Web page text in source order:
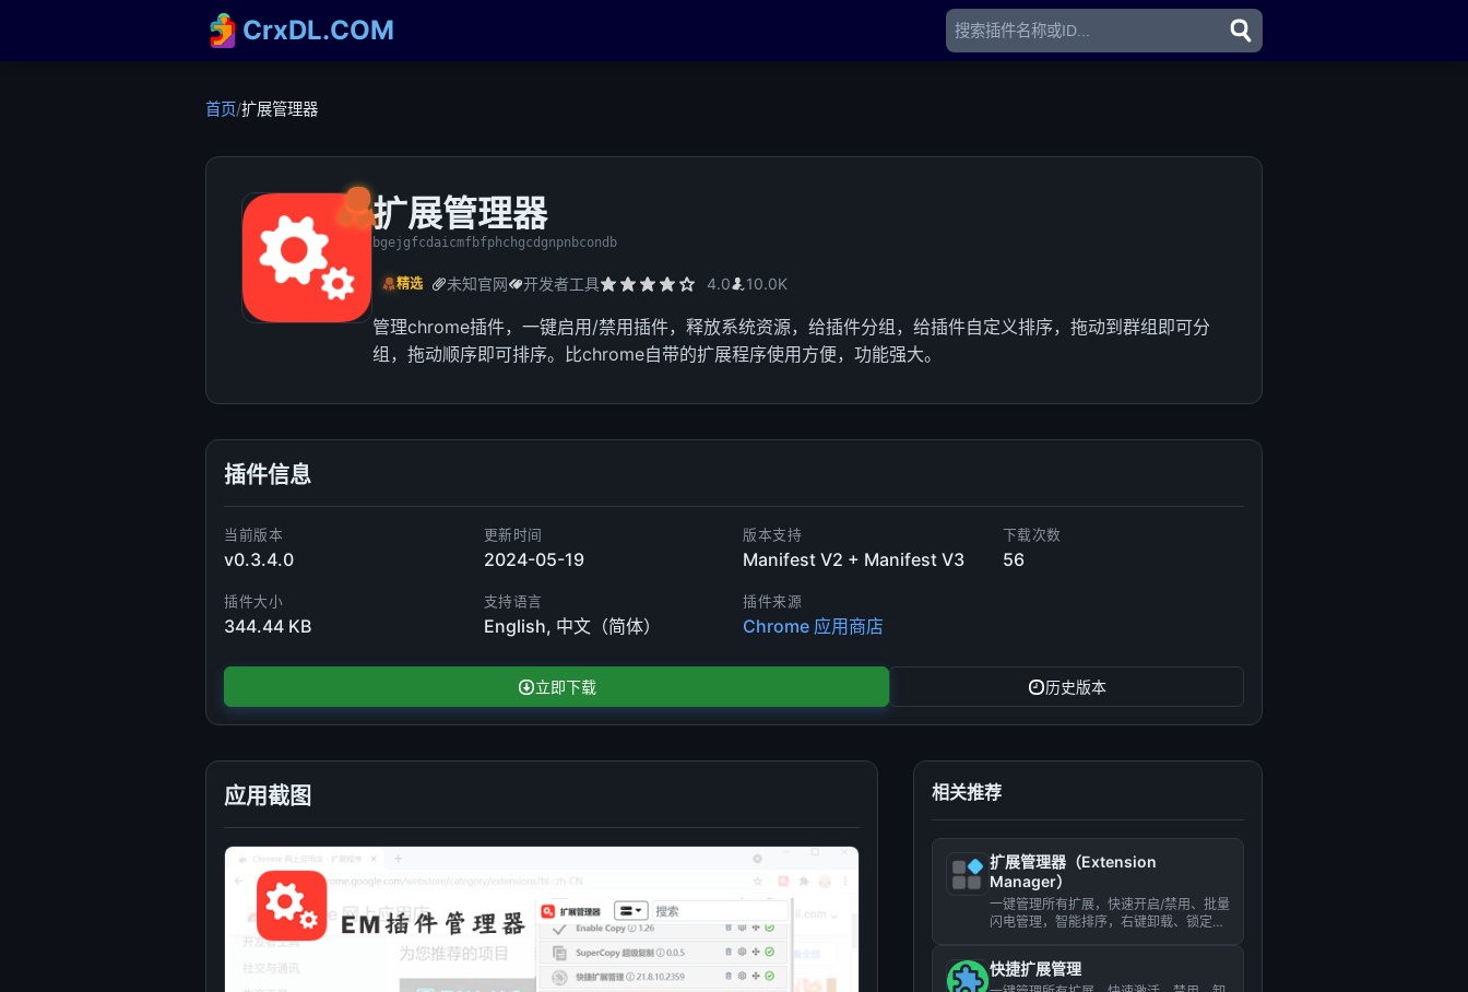
CrxDL.COM
首页/扩展管理器
扩展管理器
bgejgfcdaicmfbfphchgcdgnpnbcondb
精选 未知官网 开发者工具 4.0 10.0K
管理chrome插件，一键启用/禁用插件，释放系统资源，给插件分组，给插件自定义排序，拖动到群组即可分
组，拖动顺序即可排序。比chrome自带的扩展程序使用方便，功能强大。
插件信息
当前版本
v0.3.4.0
更新时间
2024-05-19
版本支持
Manifest V2 + Manifest V3
下载次数
56
插件大小
344.44 KB
支持语言
English, 中文（简体）
插件来源
Chrome 应用商店
立即下载 历史版本
应用截图 相关推荐
扩展管理器（Extension
Manager）
一键管理所有扩展，快速开启/禁用、批量
闪电管理，智能排序，右键卸载、锁定、
快捷扩展管理